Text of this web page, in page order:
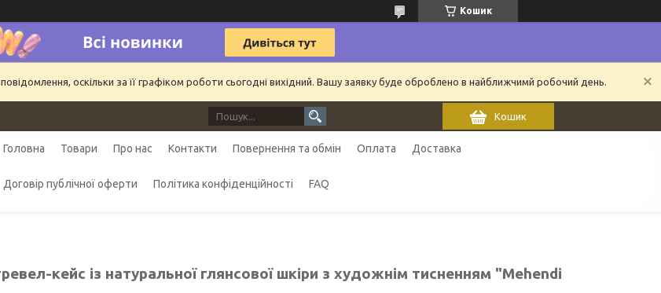
Кошик
оскільки за її графіком роботи сьогодні вихідний. Вашу заявку буде оброблено в найближчимй робочий день.
Кошик
Головна Товари Про нас Контакти Повернення та обмін Оплата Доставка
Договір публічної оферти Політика конфіденційності FAQ
кейс із натуральної глянсової шкіри з художнім тисненням "Mehendi